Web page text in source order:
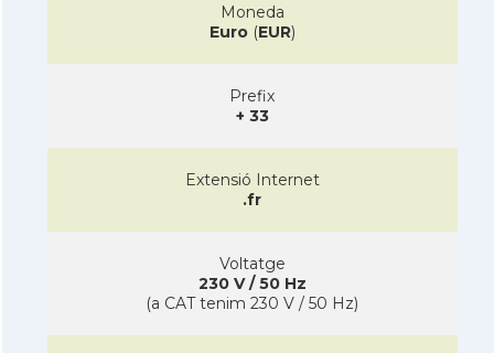
Moneda
Euro(EUR)
Prefix
+ 33
Extensió Internet
.fr
Voltatge
230 V / 50 Hz
(a CAT tenim 230 V / 50 Hz)